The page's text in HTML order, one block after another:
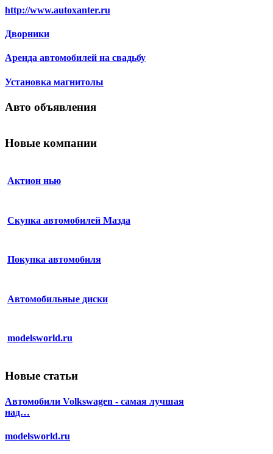
http://www.autoxanter.ru
Дворники
Аренда автомобилей на свадьбу
Установка магнитолы
Авто объявления
Новые компании
Актион нью
Скупка автомобилей Мазда
Покупка автомобиля
Автомобильные диски
modelsworld.ru
Новые статьи
Автомобили Volkswagen - самая лучшая
над…
modelsworld.ru